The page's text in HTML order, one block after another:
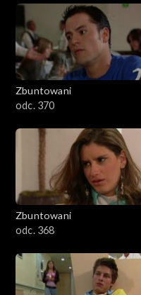
Zbuntowani
odc. 370
Zbuntowani
odc. 368